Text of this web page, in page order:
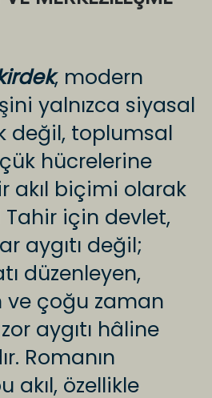
, modern
yalnızca siyasal
değil, toplumsal
hücrelerine
akıl biçimi olarak
Tahir için devlet,
aygıtı değil;
düzenleyen,
çoğu zaman
aygıtı hâline
Romanın
akıl, özellikle